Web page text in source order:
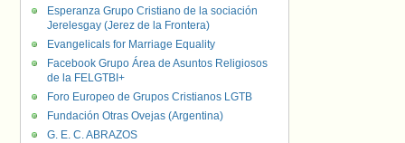
Esperanza Grupo Cristiano de la sociación
Jerelesgay (Jerez de la Frontera)
Evangelicals for Marriage Equality
Facebook Grupo Área de Asuntos Religiosos
de la FELGTBI+
Foro Europeo de Grupos Cristianos LGTB
Fundación Otras Ovejas (Argentina)
G. E. C. ABRAZOS